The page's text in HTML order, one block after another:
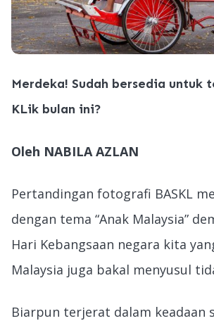
Merdeka! Sudah bersedia untuk
KLik bulan ini?
Oleh NABILA AZLAN
Pertandingan fotografi BASKL
dengan tema “Anak Malaysia”
Hari Kebangsaan negara kita
Malaysia juga bakal menyusul
Biarpun terjerat dalam keadaan